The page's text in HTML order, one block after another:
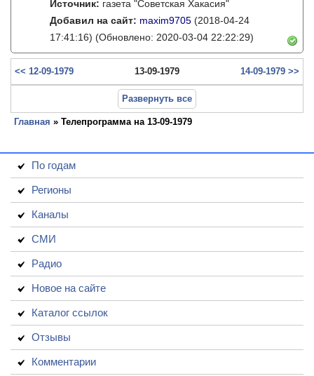
Источник: газета "Советская Хакасия"
Добавил на сайт: maxim9705 (2018-04-24
17:41:16) (Обновлено: 2020-03-04 22:22:29)
<< 12-09-1979 13-09-1979 14-09-1979 >>
Развернуть все
Главная » Телепрограмма на 13-09-1979
По годам
Регионы
Каналы
СМИ
Радио
Новое на сайте
Каталог ссылок
Отзывы
Комментарии